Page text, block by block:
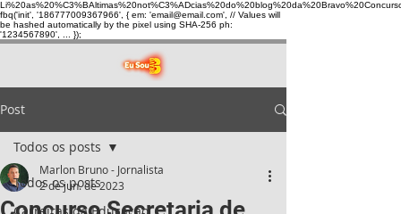
fbq('init', '186777009367966', { em: 'email@email.com', // Values will
be hashed automatically by the pixel using SHA-256 ph:
'1234567890', ... });
Post
Todos os posts
Todos os posts
Marlon Bruno - Jornalista
2 de jun. de 2023